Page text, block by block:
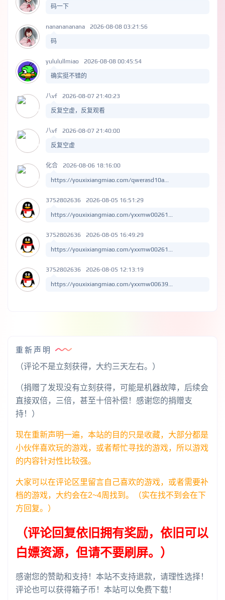
码一下
nananananana 2026-08-08 03:21:56
码
yululullmiao 2026-08-08 00:45:54
确实挺不错的
八vf 2026-08-07 21:40:23
反复空虚，反复观看
八vf 2026-08-07 21:40:00
反复空虚
化合 2026-08-06 18:16:00
https://youxixiangmiao.com/qwerasd10a...
3752802636 2026-08-05 16:51:29
https://youxixiangmiao.com/yxxmw00261...
3752802636 2026-08-05 16:49:29
https://youxixiangmiao.com/yxxmw00261...
3752802636 2026-08-05 12:13:19
https://youxixiangmiao.com/yxxmw00639...
重新声明
（评论不是立刻获得，大约三天左右。）
（捐赠了发现没有立刻获得，可能是机器故障，后续会
直接双倍，三倍，甚至十倍补偿！感谢您的捐赠支
持！）
现在重新声明一遍，本站的目的只是收藏，大部分都是
小伙伴喜欢玩的游戏，或者帮忙寻找的游戏，所以游戏
的内容针对性比较强。
大家可以在评论区里留言自己喜欢的游戏，或者需要补
档的游戏，大约会在2~4周找到。（实在找不到会在下
方回复。）
（评论回复依旧拥有奖励，依旧可以
白嫖资源，但请不要刷屏。）
感谢您的赞助和支持！本站不支持退款，请理性选择！
评论也可以获得箱子币！本站可以免费下载！